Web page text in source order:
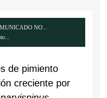
NO...
de pimiento
creciente por